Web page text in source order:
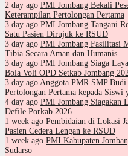
2 day ago PMI Jombang Bekali
Keterampilan Pertolongan Pertama
3 day ago PMI Jombang Tangani
Satu Pasien Dirujuk ke RSUD
3 day ago PMI Jombang Fasilitasi
Tibia Secara Aman dan Humanis
3 day ago PMI Jombang Siaga
Bola Voli OPD Setkab Jombang
3 day ago Anggota PMR SMP
Pertolongan Pertama kepada Siswi
4 day ago PMI Jombang Siagakan
Defile Porkab 2026
1 week ago Pembidaian di Lokasi
Pasien Cedera Lengan ke RSUD
1 week ago PMI Kabupaten
Sudarso